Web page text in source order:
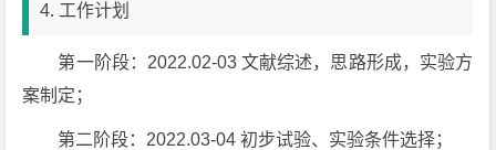
4. 工作计划
第一阶段：2022.02-03 文献综述，思路形成，实验方
案制定；
第二阶段：2022.03-04 初步试验、实验条件选择；